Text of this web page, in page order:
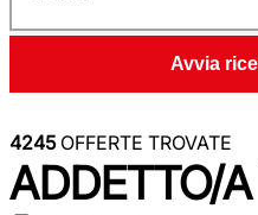
Avvia
4245OFFERTE TROVATE
ADDETTO/